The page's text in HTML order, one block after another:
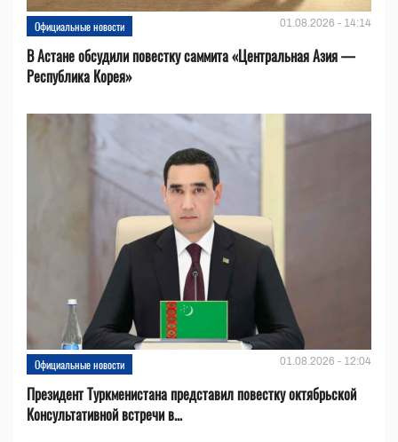
Официальные новости 01.08.2026 - 14:14
В Астане обсудили повестку саммита «Центральная Азия —
Республика Корея»
Официальные новости 01.08.2026 - 12:04
Президент Туркменистана представил повестку октябрьской
Консультативной встречи в...